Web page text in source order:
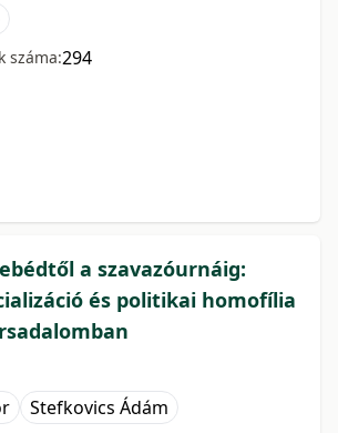
száma:294
a szavazóurnáig:
és politikai homofília
Stefkovics Ádám